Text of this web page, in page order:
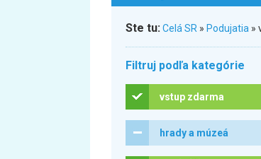
Ste tu:Celá SR » Podujatia »
Filtruj podľa kategórie
vstup zdarma
hrady a múzeá